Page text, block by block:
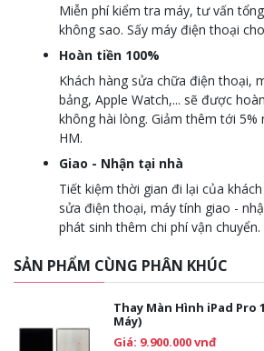
Miễn phí kiểm tra máy, tư vấn
không sao. Sấy máy điện thoại
Hoàn tiền 100%
Khách hàng sửa chữa điện thoại,
bảng, Apple Watch,... sẽ được
không hài lòng. Giảm thêm tới 5%
HM.
Giao - Nhận tại nhà
Tiết kiệm thời gian đi lại của
sửa điện thoại, máy tính giao -
phát sinh thêm chi phí vận chuyển.
SẢN PHẨM CÙNG PHÂN KHÚC
Thay Màn Hình iPad Pro
Máy)
Giá: 9.900.000 vnđ